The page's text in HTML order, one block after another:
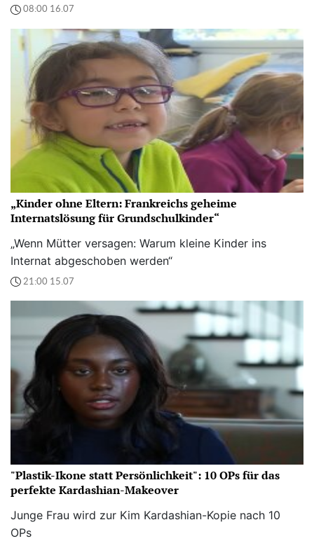
08:00 16.07
„Kinder ohne Eltern: Frankreichs geheime
Internatslösung für Grundschulkinder“
„Wenn Mütter versagen: Warum kleine Kinder ins
Internat abgeschoben werden“
21:00 15.07
"Plastik-Ikone statt Persönlichkeit": 10 OPs für das
perfekte Kardashian-Makeover
Junge Frau wird zur Kim Kardashian-Kopie nach 10
OPs